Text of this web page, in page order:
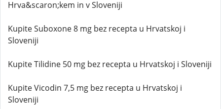
Hrva&scaron;kem in v Sloveniji
Kupite Suboxone 8 mg bez recepta u Hrvatskoj i
Sloveniji
Kupite Tilidine 50 mg bez recepta u Hrvatskoj i Sloveniji
Kupite Vicodin 7,5 mg bez recepta u Hrvatskoj i
Sloveniji